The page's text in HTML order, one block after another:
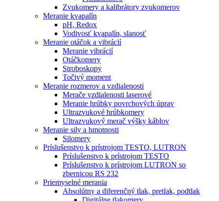
Zvukomery a kalibrátory zvukomerov
Meranie kvapalín
pH, Redox
Vodivosť kvapalín, slanosť
Meranie otáčok a vibrácií
Meranie vibrácií
Otáčkomery
Stroboskopy
Točivý moment
Meranie rozmerov a vzdialenosti
Merače vzdialenosti laserové
Meranie hrúbky povrchových úprav
Ultrazvukové hrúbkomery
Ultrazvukový merač výšky káblov
Meranie sily a hmotnosti
Silomery
Príslušenstvo k prístrojom TESTO, LUTRON
Príslušenstvo k prístrojom TESTO
Príslušenstvo k prístrojom LUTRON so
zbernicou RS 232
Priemyselné merania
Absolútny a diferenčný tlak, pretlak, podtlak